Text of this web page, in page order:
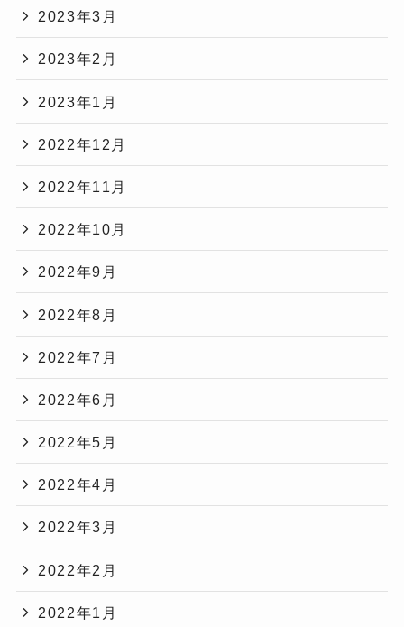
2023年3月
2023年2月
2023年1月
2022年12月
2022年11月
2022年10月
2022年9月
2022年8月
2022年7月
2022年6月
2022年5月
2022年4月
2022年3月
2022年2月
2022年1月